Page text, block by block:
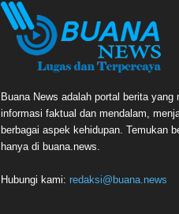
Buana News adalah portal berita yang
informasi faktual dan mendalam,
berbagai aspek kehidupan. Temukan
hanya di buana.news.
Hubungi kami: redaksi@buana.news